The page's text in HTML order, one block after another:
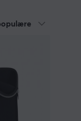
mye tid,
reiser